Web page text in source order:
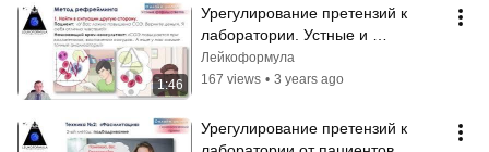
1:46
Урегулирование претензий к
лаборатории. Устные и
письменные формы ответов.
Часть 1.  Трейлер.
Лейкоформула
167 views • 3 years ago
Урегулирование претензий к